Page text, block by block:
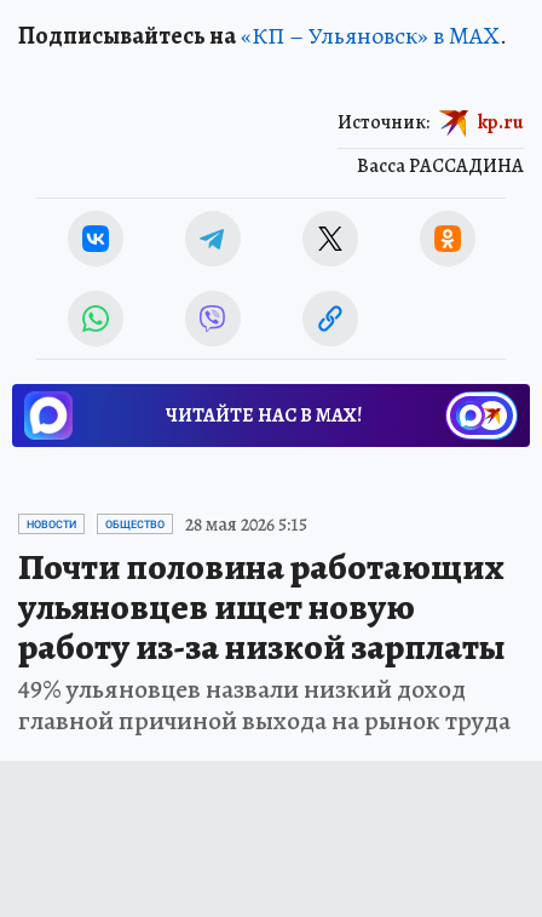
Подписывайтесь на«КП – Ульяновск» в MAX.
Васса РАССАДИНА
Источник: kp.ru
ЧИТАЙТЕ НАС В МАХ!
НОВОСТИ ОБЩЕСТВО 28 мая 2026 5:15
Почти половина работающих
ульяновцев ищет новую
работу из-за низкой зарплаты
49% ульяновцев назвали низкий доход
главной причиной выхода на рынок труда